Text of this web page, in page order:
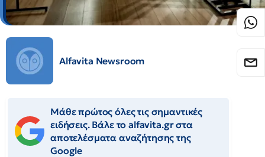
Alfavita Newsroom
Μάθε πρώτος όλες τις σημαντικές
ειδήσεις. Βάλε το alfavita.gr στα
αποτελέσματα αναζήτησης της
Google